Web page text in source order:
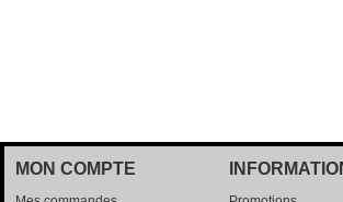
MON COMPTE